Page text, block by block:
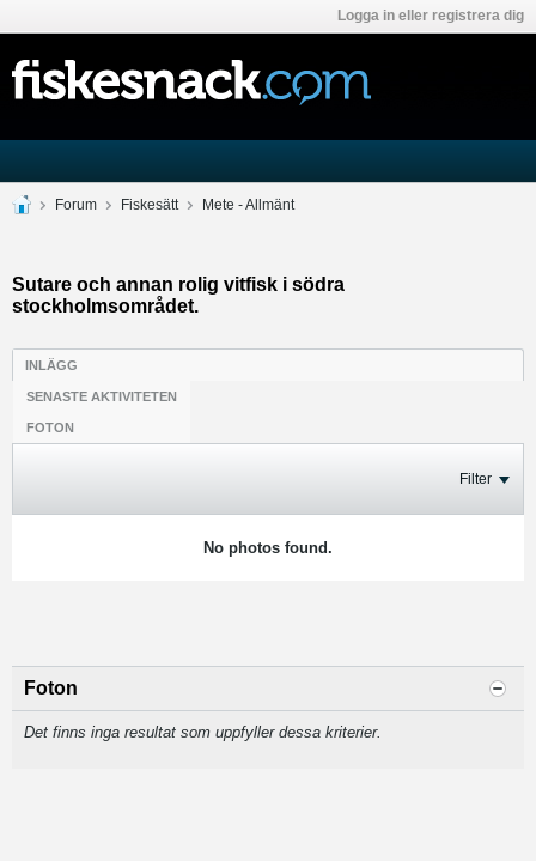
Logga in eller registrera dig
Forum Fiskesätt Mete - Allmänt
Sutare och annan rolig vitfisk i södra
stockholmsområdet.
INLÄGG
SENASTE AKTIVITETEN
FOTON
Filter
No photos found.
Foton
Det finns inga resultat som uppfyller dessa kriterier.